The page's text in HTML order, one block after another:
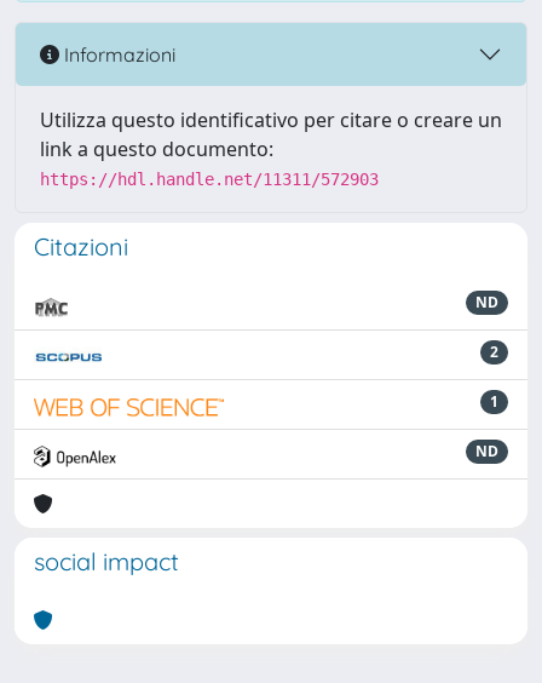
Informazioni
Utilizza questo identificativo per citare o creare un
link a questo documento:
https://hdl.handle.net/11311/572903
Citazioni
ND
2
1
ND
social impact